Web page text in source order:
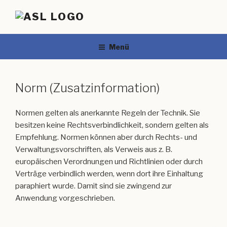
Menü
Norm (Zusatzinformation)
Normen gelten als anerkannte Regeln der Technik. Sie
besitzen keine Rechtsverbindlichkeit, sondern gelten als
Empfehlung. Normen können aber durch Rechts- und
Verwaltungsvorschriften, als Verweis aus z. B.
europäischen Verordnungen und Richtlinien oder durch
Verträge verbindlich werden, wenn dort ihre Einhaltung
paraphiert wurde. Damit sind sie zwingend zur
Anwendung vorgeschrieben.